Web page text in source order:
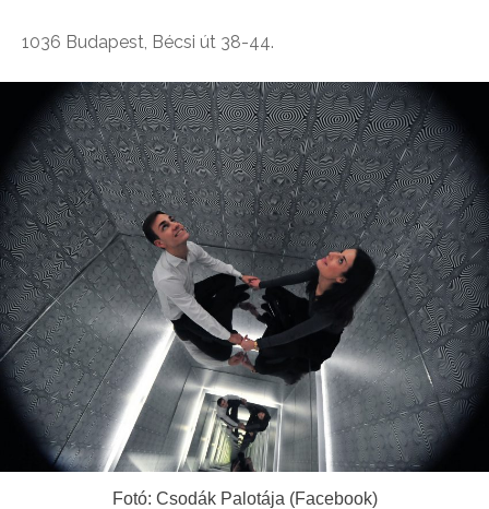
1036 Budapest, Bécsi út 38-44.
Fotó: Csodák Palotája (Facebook)